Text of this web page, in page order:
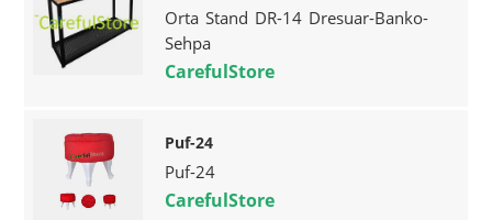
Orta Stand DR-14 Dresuar-Banko-
Sehpa
CarefulStore
Puf-24
Puf-24
CarefulStore